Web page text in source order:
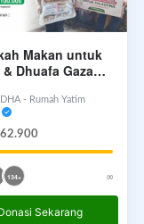
Makan untuk
& Dhuafa Gaza
- Rumah Yatim
134+ ∞
Sekarang